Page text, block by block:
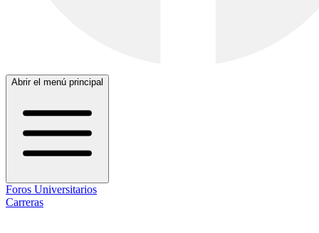
Abrir el menú principal
Foros Universitarios
Carreras